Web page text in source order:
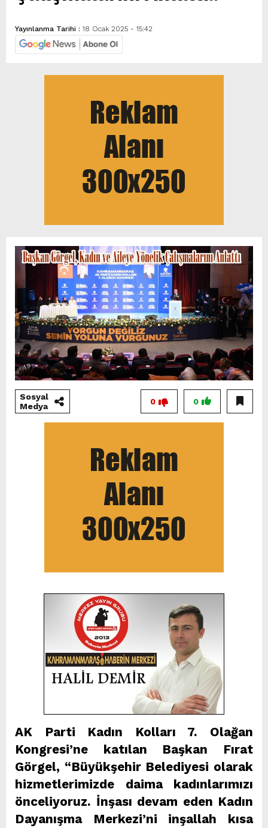
Yayınlanma Tarihi : 18 Ocak 2025 - 15:42
Sosyal
Medya
0
0
AK Parti Kadın Kolları 7. Olağan
Kongresi’ne katılan Başkan Fırat
Görgel, “Büyükşehir Belediyesi olarak
hizmetlerimizde daima kadınlarımızı
önceliyoruz. İnşası devam eden Kadın
Dayanışma Merkezi’ni inşallah kısa